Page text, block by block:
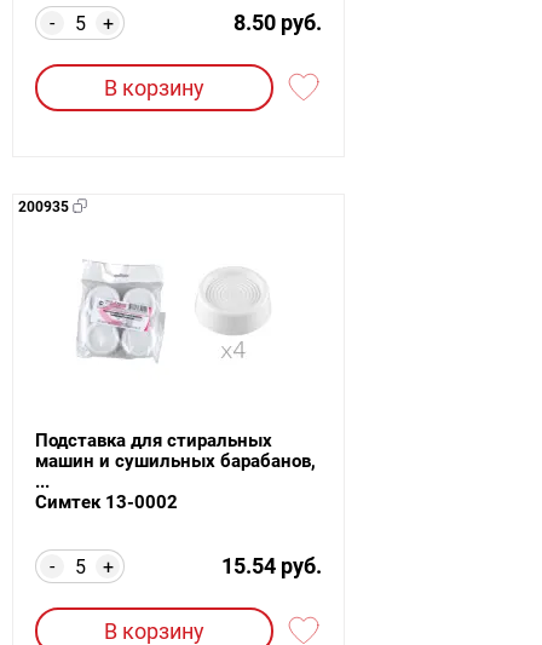
+
- 8.50 руб.
В корзину
200935
Подставка для стиральных
машин и сушильных барабанов,
...
Симтек 13-0002
+
- 15.54 руб.
В корзину